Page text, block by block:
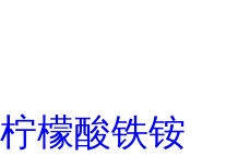
柠檬酸铁铵